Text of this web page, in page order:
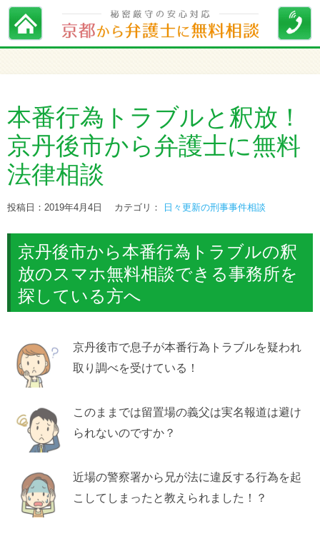
本番行為トラブルと釈放！
京丹後市から弁護士に無料
法律相談
投稿日：2019年4月4日 カテゴリ： 日々更新の刑事事件相談
京丹後市から本番行為トラブルの釈
放のスマホ無料相談できる事務所を
探している方へ
京丹後市で息子が本番行為トラブルを疑われ
取り調べを受けている！
このままでは留置場の義父は実名報道は避け
られないのですか？
近場の警察署から兄が法に違反する行為を起
こしてしまったと教えられました！？